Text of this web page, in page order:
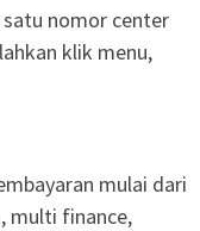
satu nomor center
klik menu,
mulai dari
multi finance,